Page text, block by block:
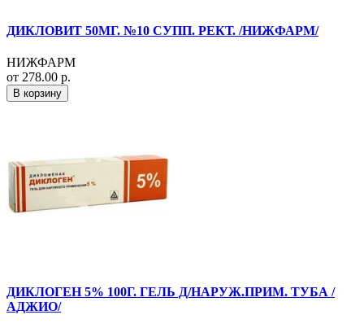
ДИКЛОВИТ 50МГ. №10 СУПП. РЕКТ. /НИЖФАРМ/
НИЖФАРМ
от 278.00 р.
В корзину
ДИКЛОГЕН 5% 100Г. ГЕЛЬ Д/НАРУЖ.ПРИМ. ТУБА /
АДЖИО/